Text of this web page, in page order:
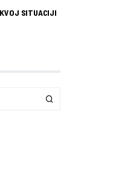
SITUACIJI